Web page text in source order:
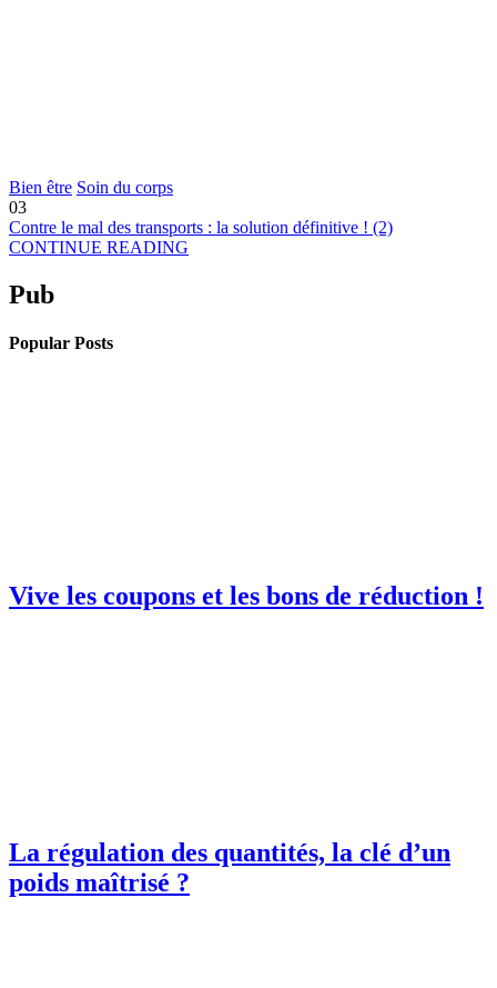
Bien être Soin du corps
03
Contre le mal des transports : la solution définitive ! (2)
CONTINUE READING
Pub
Popular Posts
Vive les coupons et les bons de réduction !
La régulation des quantités, la clé d’un
poids maîtrisé ?